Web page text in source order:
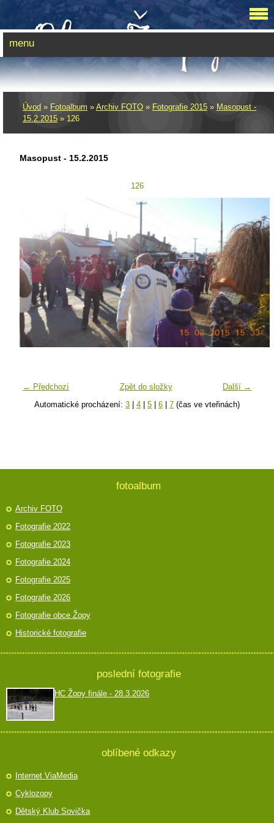
Úvod » Fotoalbum » Archiv FOTO » Fotografie 2015 » Masopust -
15.2.2015 » 126
Masopust - 15.2.2015
126
← Předchozí Další →
Zpět do složky
Automatické procházení: 3 4 5 6 7 (čas ve vteřinách)
menu
fotoalbum
Archiv FOTO
Fotografie 2022
Fotografie 2023
Fotografie 2024
Fotografie 2025
Fotografie 2026
Fotografie obce Žopy
Historické fotografie
poslední fotografie
HC Žopy finále - 28.3.2026
oblíbené odkazy
Internet ViaMedia
Cyklozopy
Dětský Klub Sovička